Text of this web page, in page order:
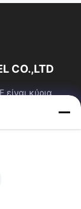
CO.,LTD
κύρια
χάλυβας